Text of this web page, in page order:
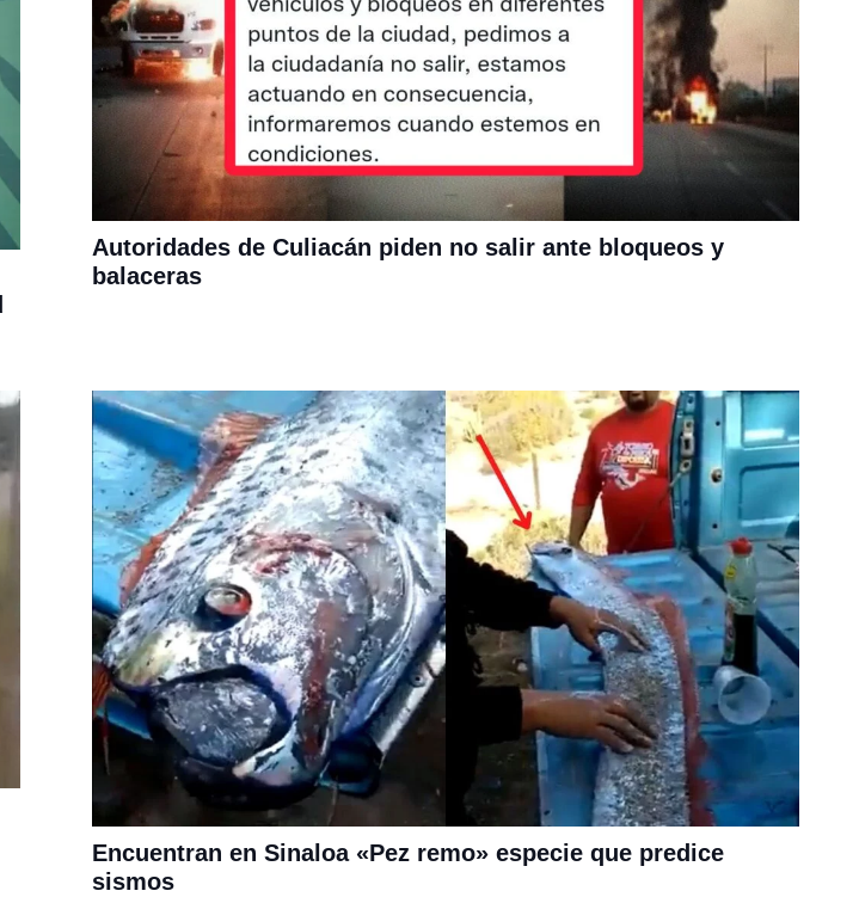
Autoridades de Culiacán piden no salir ante bloqueos y
balaceras
Encuentran en Sinaloa «Pez remo» especie que predice
sismos